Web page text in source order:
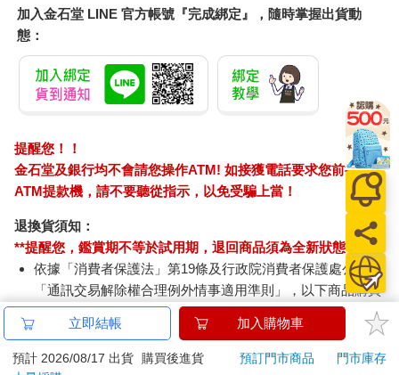
加入金石堂 LINE 官方帳號『完成綁定』，隨時掌握出貨動
態：
提醒您！！
金石堂及銀行均不會請您操作ATM! 如接獲電話要求您前往
ATM提款機，請不要聽從指示，以免受騙上當！
退換貨須知：
**提醒您，鑑賞期不等於試用期，退回商品須為全新狀態**
依據「消費者保護法」第19條及行政院消費者保護處公告之
「通訊交易解除權合理例外情事適用準則」，以下商品購買
後，除商品本身有瑕疵外，將不提供7天的猶豫期：
易於腐敗、保存期限較短或解約時即將逾期。（如：生
鮮食品）
立即結帳 加入購物車
預計 2026/08/17 出貨 購買後進貨 預訂門市商品
門市庫存